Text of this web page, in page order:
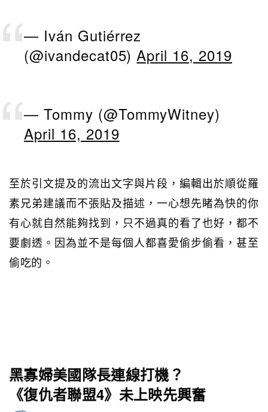
— Iván Gutiérrez
(@ivandecat05) April 16, 2019
— Tommy (@TommyWitney)
April 16, 2019
至於引文提及的流出文字與片段，編輯出於順從羅
素兄弟建議而不張貼及描述，一心想先睹為快的你
有心就自然能夠找到，只不過真的看了也好，都不
要劇透。因為並不是每個人都喜愛偷步偷看，甚至
偷吃的。
黑寡婦美國隊長連線打機？
《復仇者聯盟4》未上映先興奮